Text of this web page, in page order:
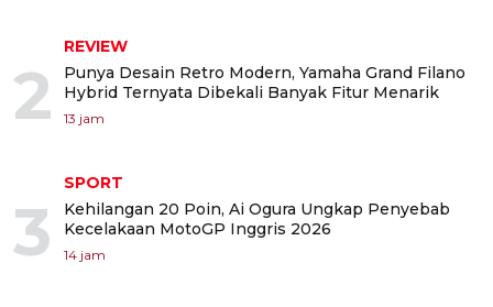
2
REVIEW
Punya Desain Retro Modern, Yamaha Grand Filano
Hybrid Ternyata Dibekali Banyak Fitur Menarik
13 jam
3
SPORT
Kehilangan 20 Poin, Ai Ogura Ungkap Penyebab
Kecelakaan MotoGP Inggris 2026
14 jam